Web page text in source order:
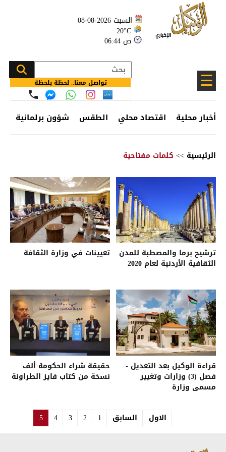
السبت 2026-08-08
20°C
06:44 ص
☰ تواصل معنا.. لحظة بلحظة
أخبار محلية اقتصاد محلي الطقس شؤون برلمانية
الرئيسية >> كلمات مفتاحية
ترشيح برما والمصطبة للمدن
الثقافية الأردنية لعام 2020
تعيينات في وزارة الثقافة
قراءة الوكيل بعد التعديل -
فصل (3) وزارات وتغيير
مسمى وزارة
حقيقة شراء الحكومة ألف
نسخة من كتاب فايز الطراونة
الاول السابق 1
2
3
4
5